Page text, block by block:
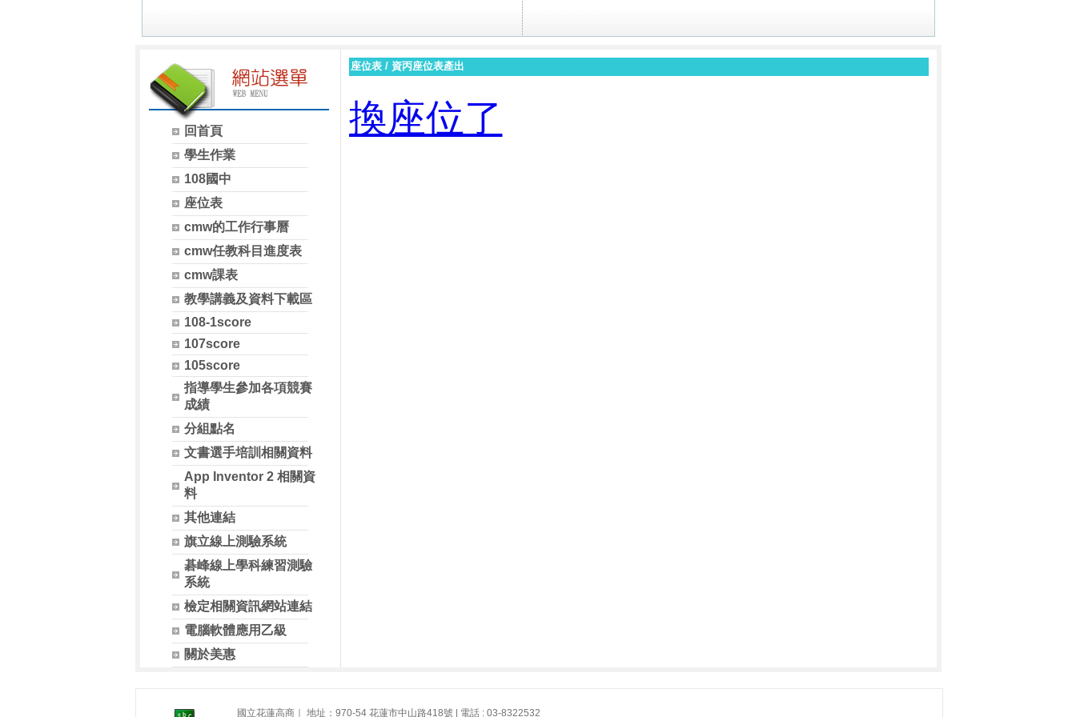
回首頁
學生作業
108國中
座位表
cmw的工作行事曆
cmw任教科目進度表
cmw課表
教學講義及資料下載區
108-1score
107score
105score
指導學生參加各項競賽
成績
分組點名
文書選手培訓相關資料
App Inventor 2 相關資
料
其他連結
旗立線上測驗系統
碁峰線上學科練習測驗
系統
檢定相關資訊網站連結
電腦軟體應用乙級
關於美惠
座位表/ 資丙座位表產出
換座位了
國立花蓮高商｜ 地址：970-54 花蓮市中山路418號 | 電話 : 03-8322532